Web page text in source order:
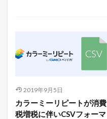
2019年9月5日
カラーミーリピートが消費
税増税に伴いCSVフォーマ